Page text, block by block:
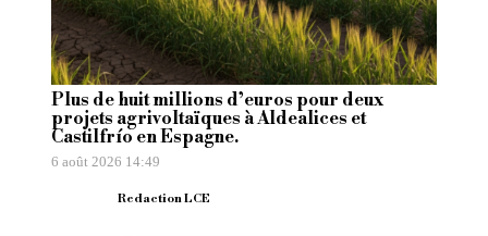
Plus de huit millions d’euros pour deux
projets agrivoltaïques à Aldealices et
Castilfrío en Espagne.
6 août 2026 14:49
Redaction LCE